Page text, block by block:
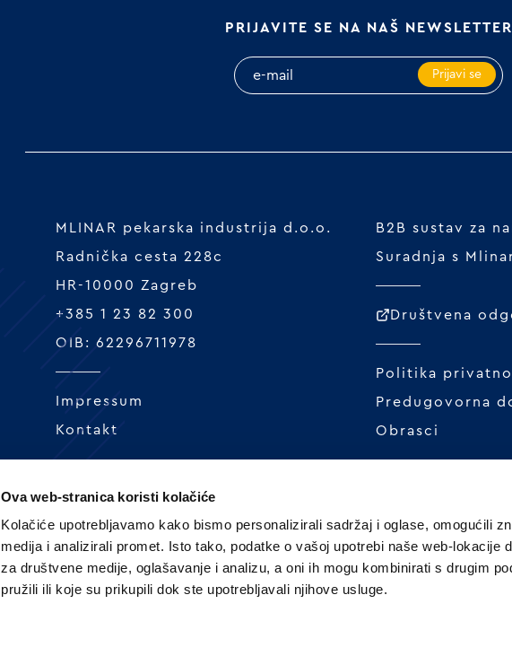
Ova web-stranica koristi kolačiće
Kolačiće upotrebljavamo kako bismo personalizirali sadržaj i oglase, omogućili
medija i analizirali promet. Isto tako, podatke o vašoj upotrebi naše web-lokacije
za društvene medije, oglašavanje i analizu, a oni ih mogu kombinirati s drugim
pružili ili koje su prikupili dok ste upotrebljavali njihove usluge.
PRIJAVITE SE NA NAŠ NEWSLETTER
Prijavi se
MLINAR pekarska industrija d.o.o.
Radnička cesta 228c
HR-10000 Zagreb
+385 1 23 82 300
OIB: 62296711978
Impressum
Kontakt
B2B sustav za
Suradnja s
Društvena
Politika
Predugovorna
Obrasci